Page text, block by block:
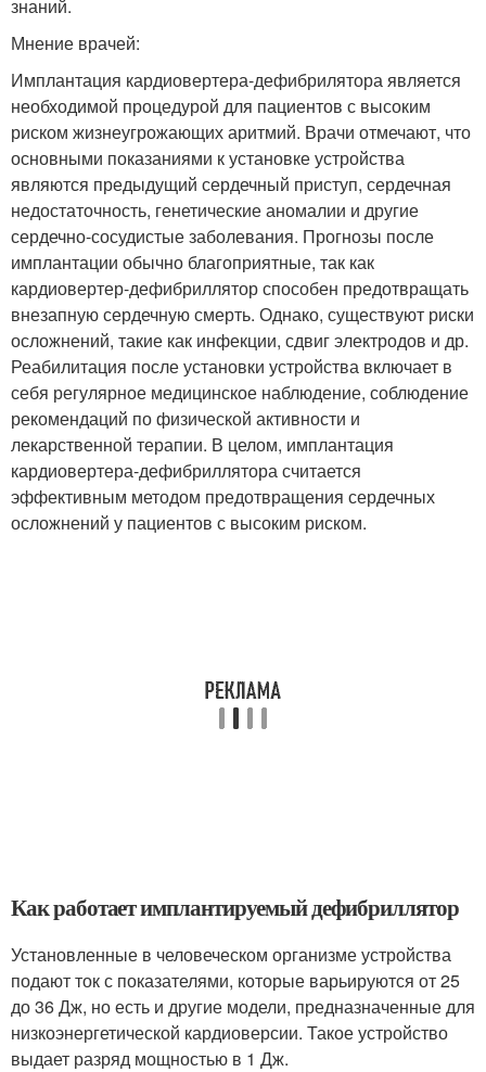
знаний.
Мнение врачей:
Имплантация кардиовертера-дефибрилятора является
необходимой процедурой для пациентов с высоким
риском жизнеугрожающих аритмий. Врачи отмечают, что
основными показаниями к установке устройства
являются предыдущий сердечный приступ, сердечная
недостаточность, генетические аномалии и другие
сердечно-сосудистые заболевания. Прогнозы после
имплантации обычно благоприятные, так как
кардиовертер-дефибриллятор способен предотвращать
внезапную сердечную смерть. Однако, существуют риски
осложнений, такие как инфекции, сдвиг электродов и др.
Реабилитация после установки устройства включает в
себя регулярное медицинское наблюдение, соблюдение
рекомендаций по физической активности и
лекарственной терапии. В целом, имплантация
кардиовертера-дефибриллятора считается
эффективным методом предотвращения сердечных
осложнений у пациентов с высоким риском.
Как работает имплантируемый дефибриллятор
Установленные в человеческом организме устройства
подают ток с показателями, которые варьируются от 25
до 36 Дж, но есть и другие модели, предназначенные для
низкоэнергетической кардиоверсии. Такое устройство
выдает разряд мощностью в 1 Дж.